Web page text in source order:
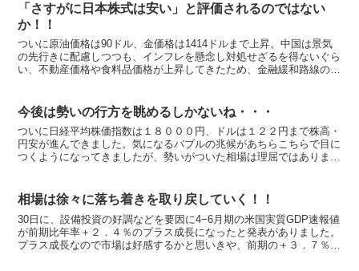
「さすがに日本株式は安い」と評価されるのではない
か！！
ついに原油価格は90ドル、金価格は1414ドルまで上昇。中国は景気
の先行きに配慮しつつも、インフレを懸念し対処せざるを得ないぐら
い、不動産価格や食料品価格が上昇してきたため、金融緩和路線の転
今後は勢いの行方を眺めるしかないね・・・
ついに日経平均株価指数は１８０００円、ドルは１２２円まで株高・
円安が進んできました。気になるバブルの兆候があちらこちらで目に
つくようになってきましたが、勢いがついた相場は理屈ではありませ
相場は徐々に落ち着きを取り戻していく！！
30日に、設備投資の好調などを要因に4−6月期の米国実質GDP速報値
が前期比年率＋２．４％のプラス成長になったと発表がありました。
プラス成長なので市場は好感するかと思いきや、前期の＋３．７％に